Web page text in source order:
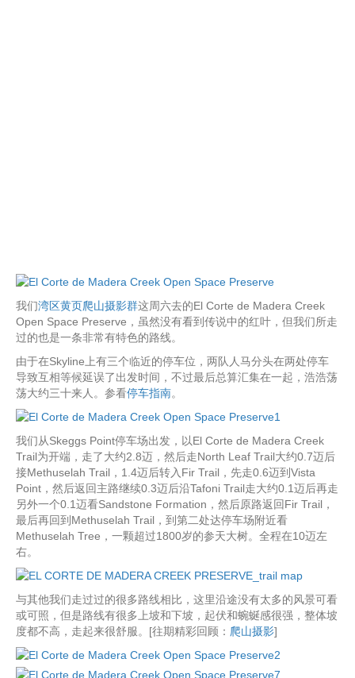
我们湾区黄页爬山摄影群这周六去的El Corte de Madera Creek
Open Space Preserve，虽然没有看到传说中的红叶，但我们所走
过的也是一条非常有特色的路线。
由于在Skyline上有三个临近的停车位，两队人马分头在两处停车
导致互相等候延误了出发时间，不过最后总算汇集在一起，浩浩荡
荡大约三十来人。参看停车指南。
我们从Skeggs Point停车场出发，以El Corte de Madera Creek
Trail为开端，走了大约2.8迈，然后走North Leaf Trail大约0.7迈后
接Methuselah Trail，1.4迈后转入Fir Trail，先走0.6迈到Vista
Point，然后返回主路继续0.3迈后沿Tafoni Trail走大约0.1迈后再走
另外一个0.1迈看Sandstone Formation，然后原路返回Fir Trail，
最后再回到Methuselah Trail，到第二处达停车场附近看
Methuselah Tree，一颗超过1800岁的参天大树。全程在10迈左
右。
与其他我们走过过的很多路线相比，这里沿途没有太多的风景可看
或可照，但是路线有很多上坡和下坡，起伏和蜿蜒感很强，整体坡
度都不高，走起来很舒服。[往期精彩回顾： 爬山摄影]